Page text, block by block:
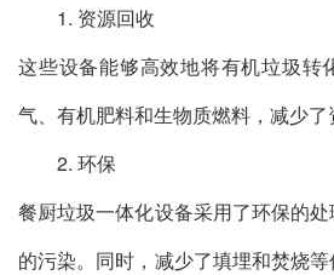
1. 资源回收
这些设备能够高效地将有机垃圾转
气、有机肥料和生物质燃料，减少了
2. 环保
餐厨垃圾一体化设备采用了环保的
的污染。同时，减少了填埋和焚烧